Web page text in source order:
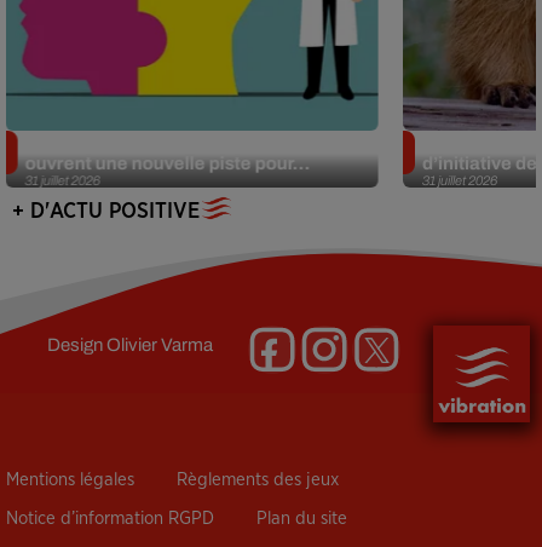
31 juillet 2026
ouvrent une nouvelle piste pour...
31 juillet 2026
d’initiative
+ D'ACTU POSITIVE
DesignOlivier Varma
Mentions légales Règlements des jeux
Notice d’information RGPD Plan du site